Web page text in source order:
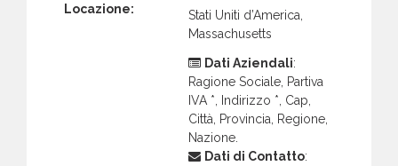
Locazione:
Stati Uniti d’America,
Massachusetts
Dati Aziendali:
Ragione Sociale, Partiva
IVA *, Indirizzo *, Cap,
Città, Provincia, Regione,
Nazione.
Dati di Contatto: